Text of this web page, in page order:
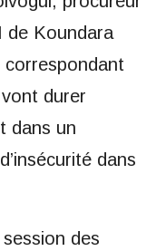
de Koundara
durer
dans un
dans
des